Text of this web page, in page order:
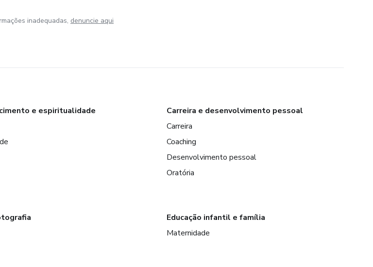
inadequadas, denuncie aqui
e espiritualidade
Carreira e desenvolvimento pessoal
Carreira
Coaching
Desenvolvimento pessoal
Oratória
Educação infantil e família
Maternidade